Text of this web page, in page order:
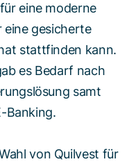
eine moderne
gesicherte
stattfinden kann.
es Bedarf nach
samt
Banking.
von Quilvest für